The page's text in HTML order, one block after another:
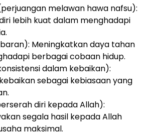
melawan hawa nafsu):
lebih kuat dalam menghadapi
Meningkatkan daya tahan
berbagai cobaan hidup.
dalam kebaikan):
sebagai kebiasaan yang
diri kepada Allah):
segala hasil kepada Allah
maksimal.